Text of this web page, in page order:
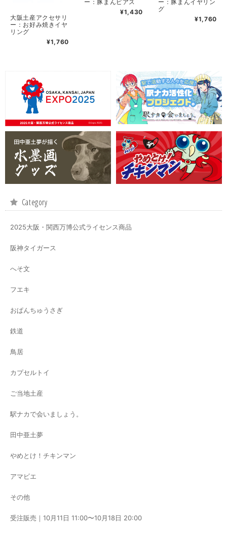
大阪土産アクセサリ
ー：お好み焼きイヤ
リング
¥1,760
ー：豚まんピアス
¥1,430
ー：豚まんイヤリン
グ
¥1,760
Category
2025大阪・関西万博公式ライセンス商品
阪神タイガース
へそ文
フエキ
おぱんちゅうさぎ
鉄道
鳥居
カプセルトイ
ご当地土産
駅ナカで会いましょう。
田中亜土夢
やめとけ！チキンマン
アマビエ
その他
受注販売｜10月11日 11:00〜10月18日 20:00